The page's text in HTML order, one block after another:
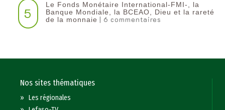
5
Le Fonds Monétaire International-FMI-, la
Banque Mondiale, la BCEAO, Dieu et la rareté
de la monnaie | 6 commentaires
Nos sites thématiques
»Les régionales